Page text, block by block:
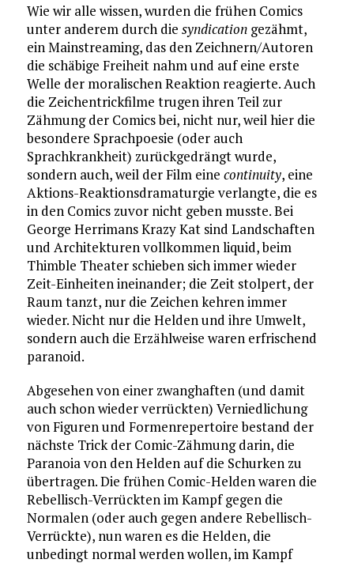
Wie wir alle wissen, wurden die frühen Comics
unter anderem durch die syndicationgezähmt,
ein Mainstreaming, das den Zeichnern/Autoren
die schäbige Freiheit nahm und auf eine erste
Welle der moralischen Reaktion reagierte. Auch
die Zeichentrickfilme trugen ihren Teil zur
Zähmung der Comics bei, nicht nur, weil hier die
besondere Sprachpoesie (oder auch
Sprachkrankheit) zurückgedrängt wurde,
sondern auch, weil der Film eine continuity, eine
Aktions-Reaktionsdramaturgie verlangte, die es
in den Comics zuvor nicht geben musste. Bei
George Herrimans Krazy Kat sind Landschaften
und Architekturen vollkommen liquid, beim
Thimble Theater schieben sich immer wieder
Zeit-Einheiten ineinander; die Zeit stolpert, der
Raum tanzt, nur die Zeichen kehren immer
wieder. Nicht nur die Helden und ihre Umwelt,
sondern auch die Erzählweise waren erfrischend
paranoid.
Abgesehen von einer zwanghaften (und damit
auch schon wieder verrückten) Verniedlichung
von Figuren und Formenrepertoire bestand der
nächste Trick der Comic-Zähmung darin, die
Paranoia von den Helden auf die Schurken zu
übertragen. Die frühen Comic-Helden waren die
Rebellisch-Verrückten im Kampf gegen die
Normalen (oder auch gegen andere Rebellisch-
Verrückte), nun waren es die Helden, die
unbedingt normal werden wollen, im Kampf